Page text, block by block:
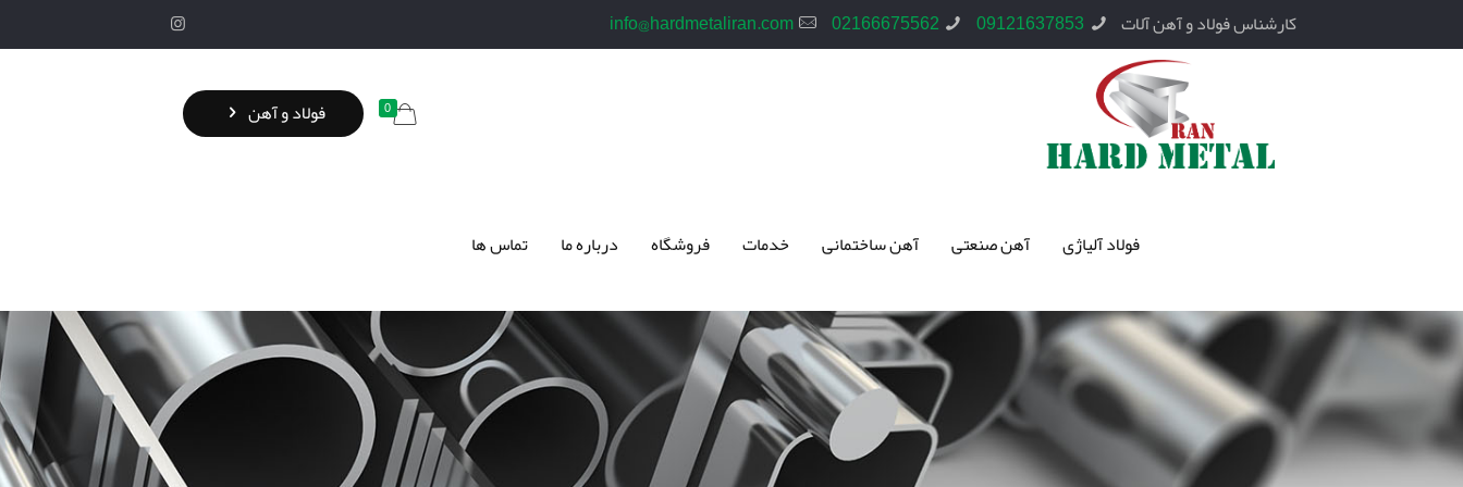
کارشناس فولاد و آهن آلات 09121637853
02166675562
info@hardmetaliran.com
فولاد آلیاژی آهن صنعتی آهن ساختمانی خدمات فروشگاه درباره ما تماس ها
0 فولاد و آهن